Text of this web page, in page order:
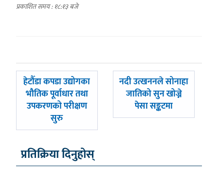
प्रकाशित समय : १८:१३ बजे
पछिल्लाे
हेटौँडा कपडा उद्योगका
भौतिक पूर्वाधार तथा
उपकरणको परीक्षण
सुरु
अघिल्लाे
नदी उत्खननले सोनाहा
जातिको सुन खोज्ने
पेसा सङ्कटमा
प्रतिक्रिया दिनुहोस्